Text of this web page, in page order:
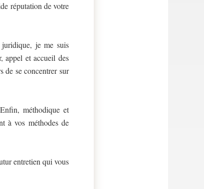
réputation de votre
je me suis
appel et accueil des
de se concentrer sur
méthodique et
à vos méthodes de
entretien qui vous